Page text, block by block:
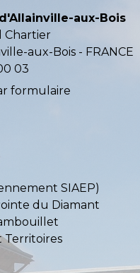
aux-Bois
Chartier
aux-Bois - FRANCE
03
formulaire
SIAEP)
du Diamant
Territoires